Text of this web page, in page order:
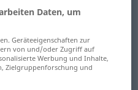
Daten, um
Geräteeigenschaften zur
von und/oder Zugriff auf
Werbung und Inhalte,
Zielgruppenforschung und